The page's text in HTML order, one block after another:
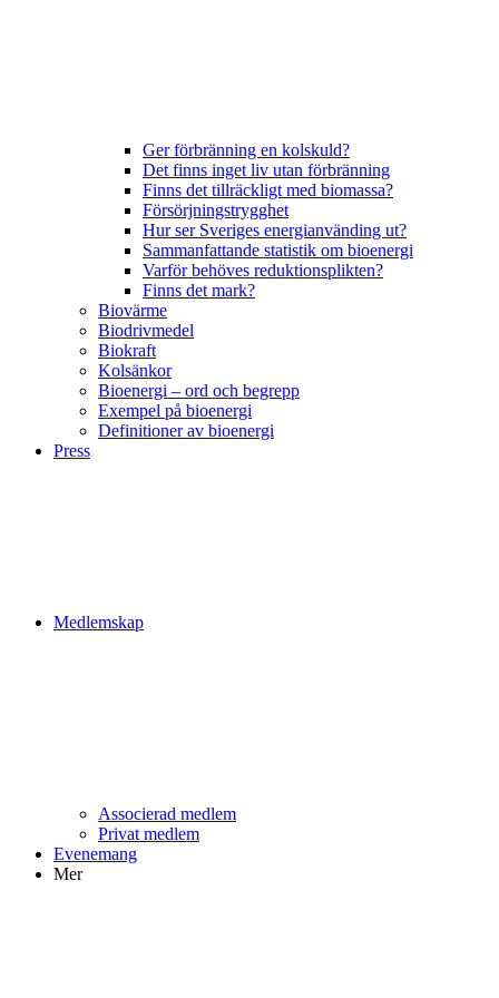
Ger förbränning en kolskuld?
Det finns inget liv utan förbränning
Finns det tillräckligt med biomassa?
Försörjningstrygghet
Hur ser Sveriges energianvänding ut?
Sammanfattande statistik om bioenergi
Varför behöves reduktionsplikten?
Finns det mark?
Biovärme
Biodrivmedel
Biokraft
Kolsänkor
Bioenergi – ord och begrepp
Exempel på bioenergi
Definitioner av bioenergi
Press
Medlemskap
Associerad medlem
Privat medlem
Evenemang
Mer